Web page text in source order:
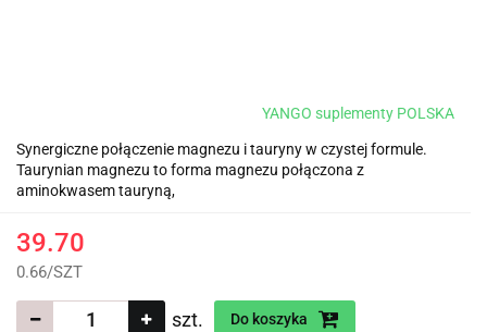
YANGO suplementy POLSKA
Synergiczne połączenie magnezu i tauryny w czystej formule.
Taurynian magnezu to forma magnezu połączona z
aminokwasem tauryną,
39.70
0.66/SZT
szt. Do koszyka